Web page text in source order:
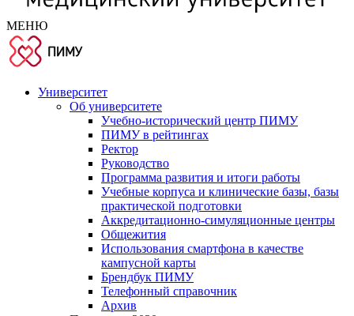
МЕНЮ
Университет
Об университете
Учебно-исторический центр ПИМУ
ПИМУ в рейтингах
Ректор
Руководство
Программа развития и итоги работы
Учебные корпуса и клинические базы, базы
практической подготовки
Аккредитационно-симуляционные центры
Общежития
Использования смартфона в качестве
кампусной карты
Брендбук ПИМУ
Телефонный справочник
Архив